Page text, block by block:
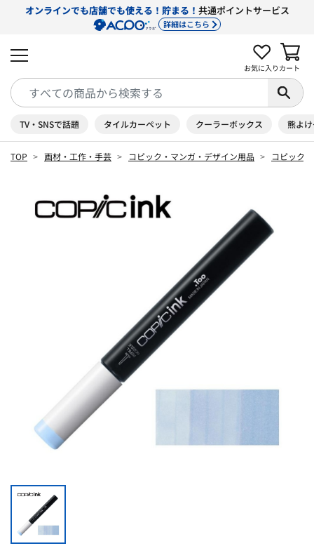
オンラインでも店舗でも使える！貯まる！ 共通ポイントサービス
詳細はこちら
お気に入り カート
TV・SNSで話題 タイルカーペット クーラーボックス 熊よ
TOP 画材・工作・手芸 コピック・マンガ・デザイン用品 コピック